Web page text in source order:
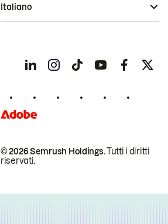
© 2026 Semrush Holdings.Tutti i diritti
riservati.
Italiano